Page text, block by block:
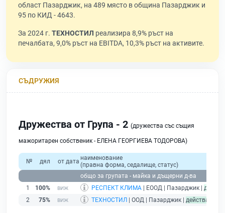
област Пазарджик, на 489 място в община Пазарджик и
95 по КИД - 4643.
За 2024 г. ТЕХНОСТИЛ реализира 8,9% ръст на
печалбата, 9,0% ръст на EBITDA, 10,3% ръст на активите.
СЪДРУЖИЯ
Дружества от Група - 2 (дружества със същия
мажоритарен собственик - ЕЛЕНА ГЕОРГИЕВА ТОДОРОВА)
№ дял от дата наименование
(правна форма, седалище, статус)
общо за групата - майка и дъщерни д-ва
1
100% РЕСПЕКТ КЛИМА | ЕООД | Пазарджик |
2
75% ТЕХНОСТИЛ | ООД | Пазарджик | действащ